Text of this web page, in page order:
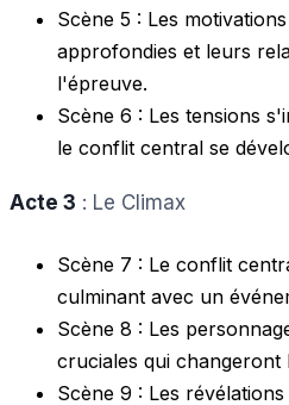
Scène 5 : Les
approfondies et leurs
l'épreuve.
Scène 6 : Les tensions
le conflit central se
Acte 3 : Le Climax
Scène 7 : Le conflit
culminant avec un
Scène 8 : Les
cruciales qui changeront
Scène 9 : Les